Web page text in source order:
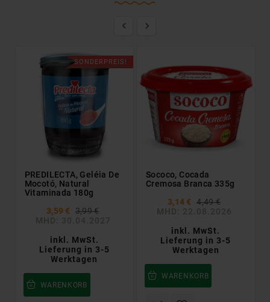
 
SONDERPREIS!
PREDILECTA, Geléia De
Mocotó, Natural
Vitaminada 180g
3,59 €
3,99 €
inkl. MwSt.
Lieferung in 3-5
Werktagen
WARENKORB
Sococo, Cocada
Cremosa Branca 335g
3,14 €
4,49 €
inkl. MwSt.
Lieferung in 3-5
Werktagen
WARENKORB